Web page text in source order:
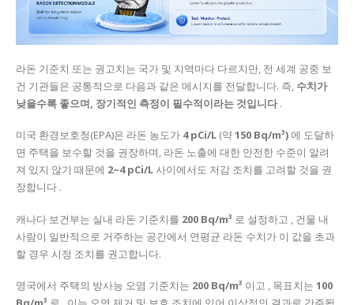
라돈 기준치 또는 권고치는 국가 및 지역마다 다르지만, 전 세계 공중 보
건 기관들은 공통적으로 다음과 같은 메시지를 전달합니다. 즉, 수치가
낮을수록 좋으며, 장기적인 측정이 필수적이라는 것입니다.
미국 환경보호청(EPA)은 라돈 농도가 4 pCi/L (약150 Bq/m³)에 도달하
면 주택을 보수할 것을 권장하며, 라돈 노출에 대한 안전한 수준이 알려
져 있지 않기 때문에 2~4 pCi/L사이에서도 저감 조치를 고려할 것을 권
장합니다 .
캐나다 보건부는 실내 라돈 기준치를 200 Bq/m³ 로 설정하고 , 건물 내
사람이 일반적으로 거주하는 공간에서 연평균 라돈 수치가 이 값을 초과
할 경우 시정 조치를 권고합니다.
영국에서 주택의 방사능 오염 기준치는 200 Bq/m³ 이고 , 목표치는 100